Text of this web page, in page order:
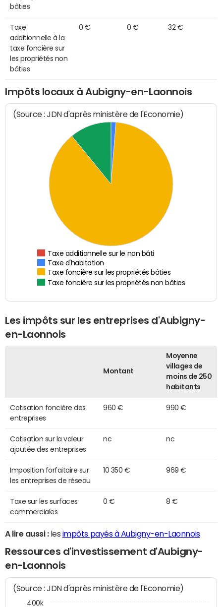
bâties
Taxe
additionnelle à la
taxe foncière sur
les propriétés non
bâties
0 € 0 € 32 €
Impôts locaux à Aubigny-en-Laonnois
(Source : JDN d'après ministère de l'Economie)
Taxe additionnelle sur le non bâti
Taxe d'habitation
Taxe foncière sur les propriétés bâties
Taxe foncière sur les propriétés non bâties
Les impôts sur les entreprises d'Aubigny-
en-Laonnois
Montant
Moyenne
villages de
moins de 250
habitants
Cotisation foncière des
entreprises
960 € 990 €
Cotisation sur la valeur
ajoutée des entreprises
nc nc
Imposition forfaitaire sur
les entreprises de réseau
10 350 € 969 €
Taxe sur les surfaces
commerciales
0 € 8 €
A lire aussi :les impôts payés à Aubigny-en-Laonnois
Ressources d'investissement d'Aubigny-
en-Laonnois
(Source : JDN d'après ministère de l'Economie)
400k